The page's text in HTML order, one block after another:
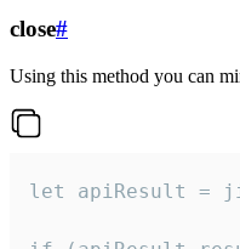
close#
Using this method you can
let apiResult =